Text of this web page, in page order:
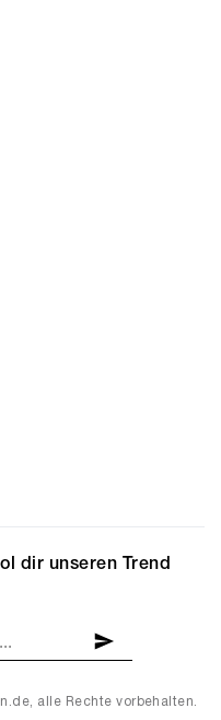
alle Rechte vorbehalten.
dir unseren Trend